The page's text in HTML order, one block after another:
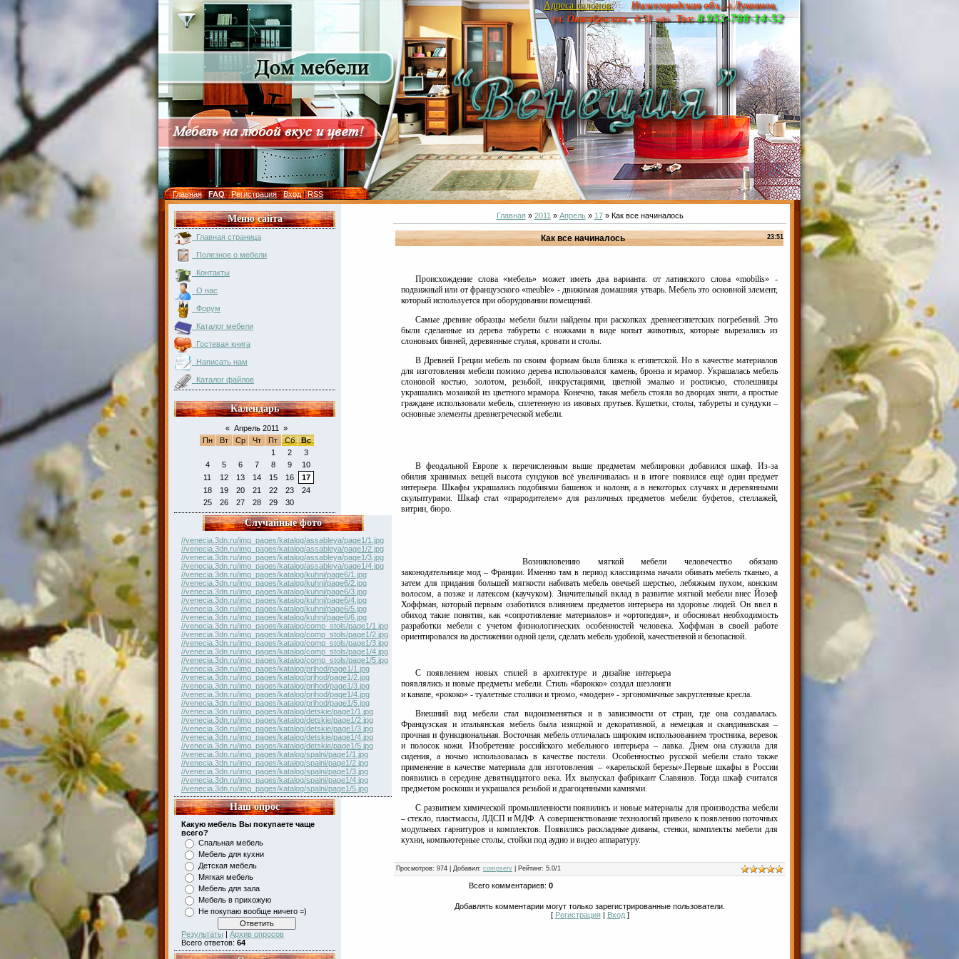
Адреса салонов:
Нижегородская обл., г.Лукоянов,
ул. Октябрьская., д.51 «а» Тел:8 952-788-14-52
Главная|FAQ|Регистрация|Вход|RSS
Меню сайта
Главная страница
Полезное о мебели
Контакты
О нас
Форум
Каталог мебели
Гостевая книга
Написать нам
Каталог файлов
Календарь
« Апрель 2011
»
Пн
Вт Ср Чт Пт Сб
Вс
1
2
3
4
5 6 7 8 9
10
11
12 13 14 15 16
17
18
19 20 21 22 23
24
25
26 27 28 29 30
Случайные фото
//venecia.3dn.ru/img_pages/katalog/assableya/page1/1.jpg
//venecia.3dn.ru/img_pages/katalog/assableya/page1/2.jpg
//venecia.3dn.ru/img_pages/katalog/assableya/page1/3.jpg
//venecia.3dn.ru/img_pages/katalog/assableya/page1/4.jpg
//venecia.3dn.ru/img_pages/katalog/kuhni/page6/1.jpg
//venecia.3dn.ru/img_pages/katalog/kuhni/page6/2.jpg
//venecia.3dn.ru/img_pages/katalog/kuhni/page6/3.jpg
//venecia.3dn.ru/img_pages/katalog/kuhni/page6/4.jpg
//venecia.3dn.ru/img_pages/katalog/kuhni/page6/5.jpg
//venecia.3dn.ru/img_pages/katalog/kuhni/page6/6.jpg
//venecia.3dn.ru/img_pages/katalog/comp_stols/page1/1.jpg
//venecia.3dn.ru/img_pages/katalog/comp_stols/page1/2.jpg
//venecia.3dn.ru/img_pages/katalog/comp_stols/page1/3.jpg
//venecia.3dn.ru/img_pages/katalog/comp_stols/page1/4.jpg
//venecia.3dn.ru/img_pages/katalog/comp_stols/page1/5.jpg
//venecia.3dn.ru/img_pages/katalog/prihod/page1/1.jpg
//venecia.3dn.ru/img_pages/katalog/prihod/page1/2.jpg
//venecia.3dn.ru/img_pages/katalog/prihod/page1/3.jpg
//venecia.3dn.ru/img_pages/katalog/prihod/page1/4.jpg
//venecia.3dn.ru/img_pages/katalog/prihod/page1/5.jpg
//venecia.3dn.ru/img_pages/katalog/detskie/page1/1.jpg
//venecia.3dn.ru/img_pages/katalog/detskie/page1/2.jpg
//venecia.3dn.ru/img_pages/katalog/detskie/page1/3.jpg
//venecia.3dn.ru/img_pages/katalog/detskie/page1/4.jpg
//venecia.3dn.ru/img_pages/katalog/detskie/page1/5.jpg
//venecia.3dn.ru/img_pages/katalog/spalni/page1/1.jpg
//venecia.3dn.ru/img_pages/katalog/spalni/page1/2.jpg
//venecia.3dn.ru/img_pages/katalog/spalni/page1/3.jpg
//venecia.3dn.ru/img_pages/katalog/spalni/page1/4.jpg
//venecia.3dn.ru/img_pages/katalog/spalni/page1/5.jpg
Наш опрос
Какую мебель Вы покупаете чаще
всего?
Спальная мебель
Мебель для кухни
Детская мебель
Мягкая мебель
Мебель для зала
Мебель в прихожую
Не покупаю вообще ничего =)
Результаты | Архив опросов
Всего ответов: 64
Главная» 2011 » Апрель » 17» Как все начиналось
23:51
Как все начиналось
Происхождение слова «мебель» может иметь два варианта: от латинского слова «mobilis» -
подвижный или от французского «meuble» - движимая домашняя утварь. Мебель это основной элемент,
который используется при оборудовании помещений.
Самые древние образцы мебели были найдены при раскопках древнеегипетских погребений. Это
были сделанные из дерева табуреты с ножками в виде копыт животных, которые вырезались из
слоновьих бивней, деревянные стулья, кровати и столы.
В Древней Греции мебель по своим формам была близка к египетской. Но в качестве материалов
для изготовления мебели помимо дерева использовался камень, бронза и мрамор. Украшалась мебель
слоновой костью, золотом, резьбой, инкрустациями, цветной эмалью и росписью, столешницы
украшались мозаикой из цветного мрамора. Конечно, такая мебель стояла во дворцах знати, а простые
граждане использовали мебель, сплетенную из ивовых прутьев. Кушетки, столы, табуреты и сундуки –
основные элементы древнегреческой мебели.
В феодальной Европе к перечисленным выше предметам меблировки добавился шкаф. Из-за
обилия хранимых вещей высота сундуков всё увеличивалась и в итоге появился ещё один предмет
интерьера. Шкафы украшались подобиями башенок и колонн, а в некоторых случаях и деревянными
скульптурами. Шкаф стал «прародителем» для различных предметов мебели: буфетов, стеллажей,
витрин, бюро.
Возникновению мягкой мебели человечество обязано
законодательнице мод – Франции. Именно там в период классицизма начали обивать мебель тканью, а
затем для придания большей мягкости набивать мебель овечьей шерстью, лебяжьим пухом, конским
волосом, а позже и латексом (каучуком). Значительный вклад в развитие мягкой мебели внес Йозеф
Хоффман, который первым озаботился влиянием предметов интерьера на здоровье людей. Он ввел в
обиход такие понятия, как «сопротивление материалов» и «ортопедия», и обосновал необходимость
разработки мебели с учетом физиологических особенностей человека. Хоффман в своей работе
ориентировался на достижении одной цели, сделать мебель удобной, качественной и безопасной.
С появлением новых стилей в архитектуре и дизайне интерьера
появлялись и новые предметы мебели. Стиль «барокко» создал шезлонги
и канапе, «рококо» - туалетные столики и трюмо, «модерн» - эргономичные закругленные кресла.
Внешний вид мебели стал видоизменяться и в зависимости от стран, где она создавалась.
Французская и итальянская мебель была изящной и декоративной, а немецкая и скандинавская –
прочная и функциональная. Восточная мебель отличалась широким использованием тростника, веревок
и полосок кожи. Изобретение российского мебельного интерьера – лавка. Днем она служила для
сидения, а ночью использовалась в качестве постели. Особенностью русской мебели стало также
применение в качестве материала для изготовления – «карельской березы».Первые шкафы в России
появились в середине девятнадцатого века. Их выпускал фабрикант Славянов. Тогда шкаф считался
предметом роскоши и украшался резьбой и драгоценными камнями.
С развитием химической промышленности появились и новые материалы для производства мебели
– стекло, пластмассы, ЛДСП и МДФ. А совершенствование технологий привело к появлению поточных
модульных гарнитуров и комплектов. Появились раскладные диваны, стенки, комплекты мебели для
кухни, компьютерные столы, стойки под аудио и видео аппаратуру.
Просмотров: 974 | Добавил: compserv Рейтинг: 5.0/1
Всего комментариев: 0
Добавлять комментарии могут только зарегистрированные пользователи.
[ Регистрация| Вход]